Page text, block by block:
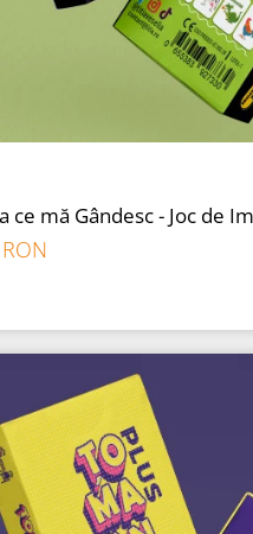
ce mă Gândesc - Joc de